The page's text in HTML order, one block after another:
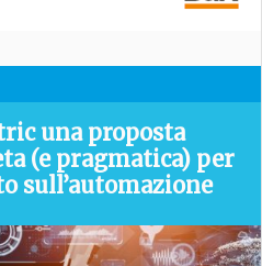
una proposta
(e pragmatica) per
sull’automazione